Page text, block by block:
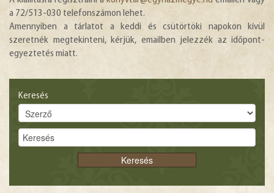
a 72/513-030 telefonszámon lehet.
Amennyiben a tárlatot a keddi és csütörtöki napokon kívül
szeretnék megtekinteni, kérjük, emailben jelezzék az időpont-
egyeztetés miatt.
Keresés